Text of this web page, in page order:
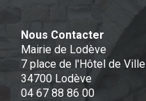
Nous Contacter
Mairie de Lodève
7 place de l'Hôtel de Ville
34700 Lodève
04 67 88 86 00